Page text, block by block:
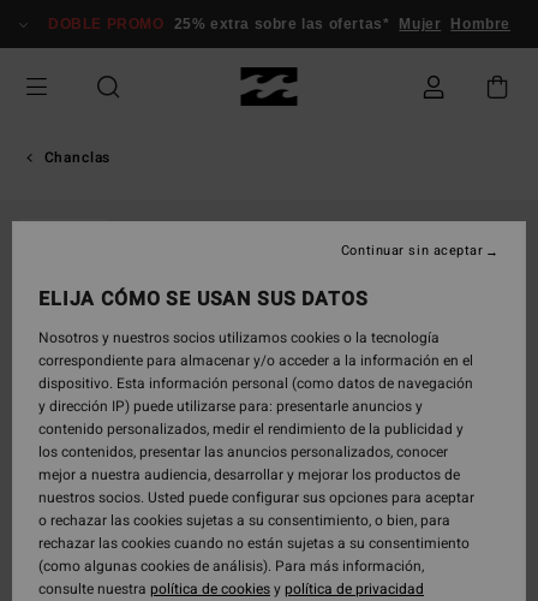
información
DOBLE PROMO 25% extra sobre las ofertas* Mujer Hombre
Chanclas
ELIJA CÓMO SE USAN SUS DATOS
Nosotros y nuestros socios utilizamos cookies o la tecnología
correspondiente para almacenar y/o acceder a la información en el
dispositivo. Esta información personal (como datos de navegación
y dirección IP) puede utilizarse para: presentarle anuncios y
contenido personalizados, medir el rendimiento de la publicidad y
los contenidos, presentar las anuncios personalizados, conocer
mejor a nuestra audiencia, desarrollar y mejorar los productos de
nuestros socios. Usted puede configurar sus opciones para aceptar
o rechazar las cookies sujetas a su consentimiento, o bien, para
rechazar las cookies cuando no están sujetas a su consentimiento
(como algunas cookies de análisis). Para más información,
consulte nuestra política de cookiesypolítica de privacidad
Continuar sin aceptar